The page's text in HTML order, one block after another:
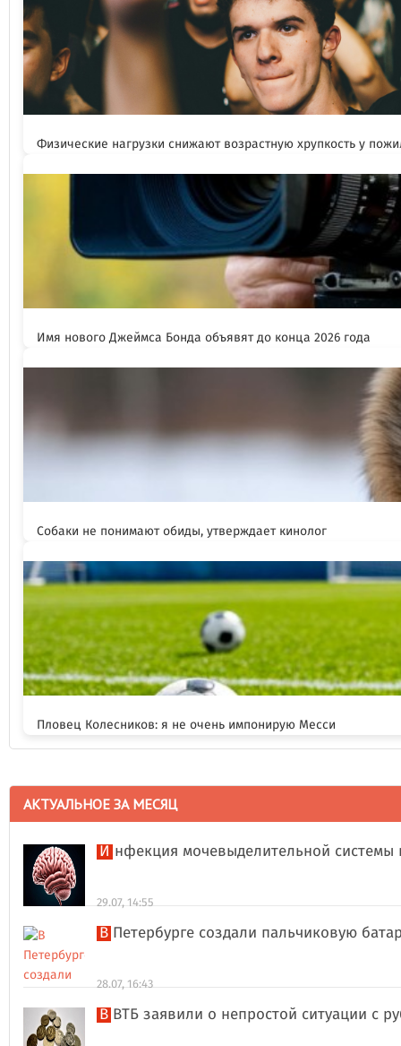
Физические нагрузки снижают возрастную хрупкость у
Имя нового Джеймса Бонда объявят до конца 2026 года
Собаки не понимают обиды, утверждает кинолог
Пловец Колесников: я не очень импонирую Месси
АКТУАЛЬНОЕ ЗА МЕСЯЦ
Инфекция мочевыделительной
29.07, 14:55
В Петербурге создали пальчиковую
28.07, 16:43
В ВТБ заявили о непростой ситуации с